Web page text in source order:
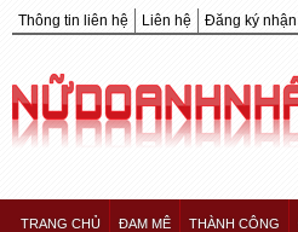
Thông tin liên hệ Liên hệ Đăng ký nhận
TRANG CHỦ ĐAM MÊ THÀNH CÔNG